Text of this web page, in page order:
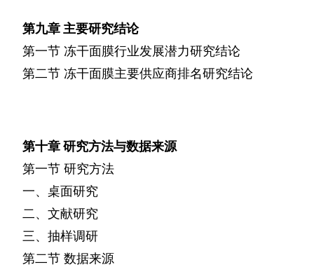
第九章 主要研究结论
第一节 冻干面膜行业发展潜力研究结论
第二节 冻干面膜主要供应商排名研究结论
第十章研究方法与数据来源
第一节 研究方法
一、桌面研究
二、文献研究
三、抽样调研
第二节 数据来源